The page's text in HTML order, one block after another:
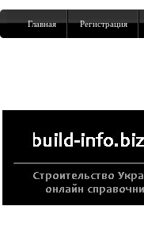
Главная Регистрация